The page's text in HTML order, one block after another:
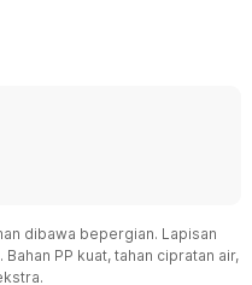
dibawa bepergian. Lapisan
PP kuat, tahan cipratan air,